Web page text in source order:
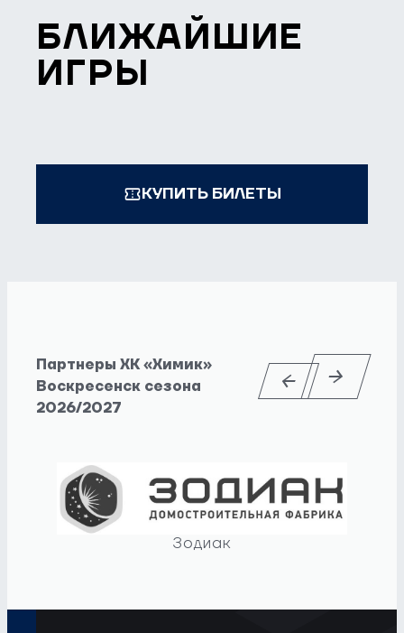
БЛИЖАЙШИЕ
ИГРЫ
КУПИТЬ БИЛЕТЫ
Партнеры ХК «Химик»
Воскресенск сезона
2026/2027
Зодиак